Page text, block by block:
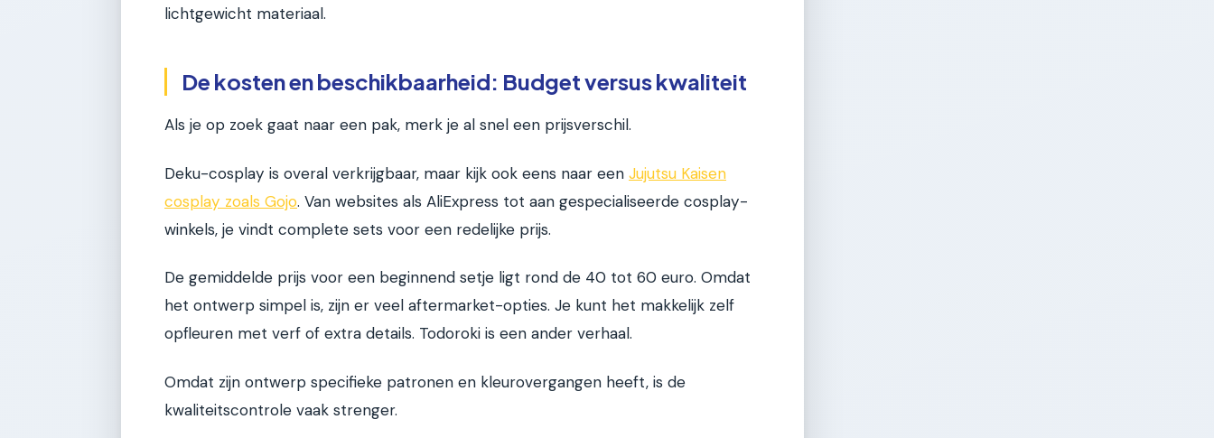
lichtgewicht materiaal.
De kosten en beschikbaarheid: Budget versus kwaliteit
Als je op zoek gaat naar een pak, merk je al snel een prijsverschil.
Deku-cosplay is overal verkrijgbaar, maar kijk ook eens naar een Jujutsu Kaisen
cosplay zoals Gojo. Van websites als AliExpress tot aan gespecialiseerde cosplay-
winkels, je vindt complete sets voor een redelijke prijs.
De gemiddelde prijs voor een beginnend setje ligt rond de 40 tot 60 euro. Omdat
het ontwerp simpel is, zijn er veel aftermarket-opties. Je kunt het makkelijk zelf
opfleuren met verf of extra details. Todoroki is een ander verhaal.
Omdat zijn ontwerp specifieke patronen en kleurovergangen heeft, is de
kwaliteitscontrole vaak strenger.